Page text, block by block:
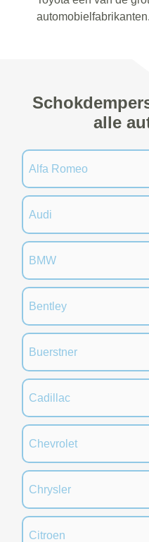
automobielfabrikanten.
alle
Alfa Romeo
Audi
BMW
Bentley
Buerstner
Cadillac
Chevrolet
Chrysler
Citroen